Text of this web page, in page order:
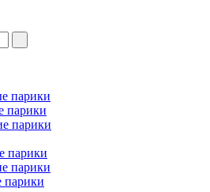
парики
парики
парики
парики
парики
парики